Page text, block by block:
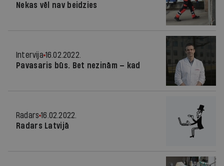
Nekas vēl nav beidzies
Intervija 16.02.2022.
Pavasaris būs. Bet nezinām — kad
Radars 16.02.2022.
Radars Latvijā